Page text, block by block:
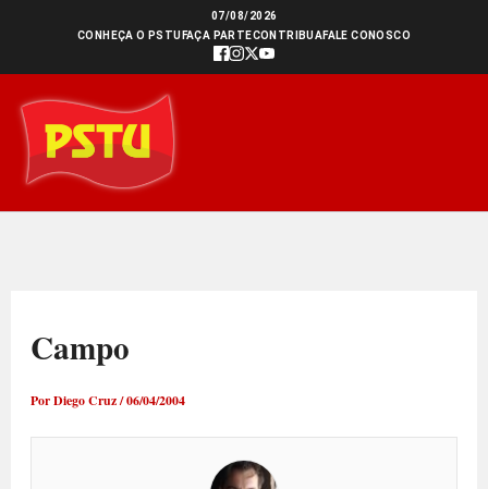
conteúdo
07/08/2026
CONHEÇA O PSTU FAÇA PARTECONTRIBUAFALE CONOSCO
Campo
PorDiego Cruz/06/04/2004